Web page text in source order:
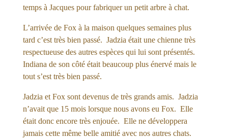
temps à Jacques pour fabriquer un petit arbre à chat.
L’arrivée de Fox à la maison quelques semaines plus
tard c’est très bien passé. Jadzia était une chienne très
respectueuse des autres espèces qui lui sont présentés.
Indiana de son côté était beaucoup plus énervé mais le
tout s’est très bien passé.
Jadzia et Fox sont devenus de très grands amis. Jadzia
n’avait que 15 mois lorsque nous avons eu Fox. Elle
était donc encore très enjouée. Elle ne développera
jamais cette même belle amitié avec nos autres chats.